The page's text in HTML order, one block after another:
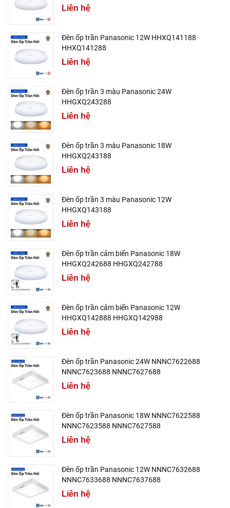
Liên hệ
Đèn ốp trần Panasonic 12W HHXQ141188
HHXQ141288
Liên hệ
Đèn ốp trần 3 màu Panasonic 24W
HHGXQ243288
Liên hệ
Đèn ốp trần 3 màu Panasonic 18W
HHGXQ243188
Liên hệ
Đèn ốp trần 3 màu Panasonic 12W
HHGXQ143188
Liên hệ
Đèn ốp trần cảm biến Panasonic 18W
HHGXQ242688 HHGXQ242788
Liên hệ
Đèn ốp trần cảm biến Panasonic 12W
HHGXQ142888 HHGXQ142988
Liên hệ
Đèn ốp trần Panasonic 24W NNNC7622688
NNNC7623688 NNNC7627688
Liên hệ
Đèn ốp trần Panasonic 18W NNNC7622588
NNNC7623588 NNNC7627588
Liên hệ
Đèn ốp trần Panasonic 12W NNNC7632688
NNNC7633688 NNNC7637688
Liên hệ